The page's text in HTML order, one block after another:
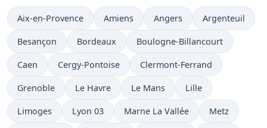
Aix-en-Provence Amiens Angers Argenteuil
Besançon Bordeaux Boulogne-Billancourt
Caen Cergy-Pontoise Clermont-Ferrand
Grenoble Le Havre Le Mans Lille
Limoges Lyon 03 Marne La Vallée Metz